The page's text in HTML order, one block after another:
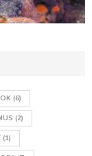
(6)
(2)
(1)